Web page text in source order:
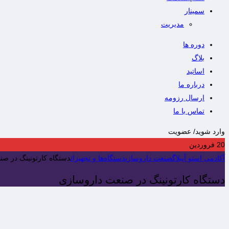
سمینار
مدیریت
دوره ها
بلاگ
اساتید
درباره ما
ارسال رزومه
تماس با ما
وارد شوید/ عضویت
20 فروردین
آکادمی استو آپبلاگصنعت داروسازیدستگاه‌ها و تجهیزاتدستگاه کارتونینگ در
دستگاه کارتونینگ در صنعت داروسازی